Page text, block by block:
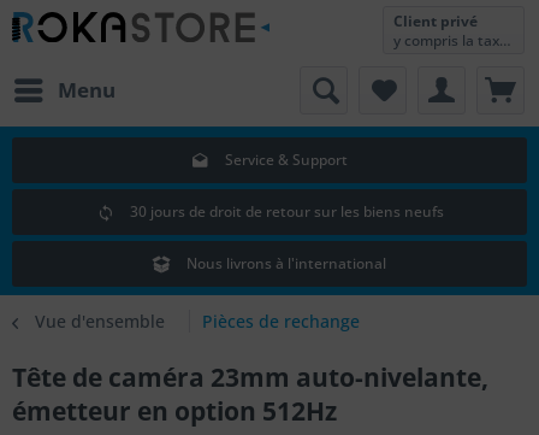
Menu
Client privé
y compris la taxe sur la valeur ajoutée
Service & Support
30 jours de droit de retour sur les biens neufs
Nous livrons à l'international
Vue d'ensemble Pièces de rechange
Tête de caméra 23mm auto-nivelante,
émetteur en option 512Hz